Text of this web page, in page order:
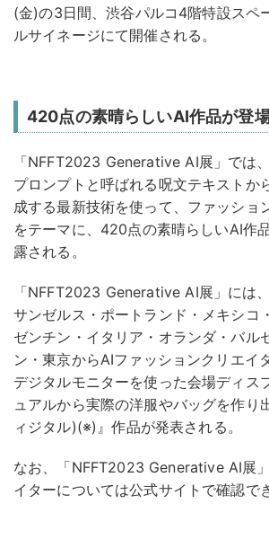
(金)の3日間、渋谷パルコ4階特設スペ
ルサイネージにて開催される。
420点の素晴らしいAI作品が登
「NFFT2023 Generative AI展」では
プロンプトと呼ばれる呪文テキストか
成する最新技術を使って、ファッショ
をテーマに、420点の素晴らしいAI作
露される。
「NFFT2023 Generative AI展」には
サンゼルス・ポートランド・メキシコ
ゼンチン・イタリア・オランダ・バル
ン・東京からAIファッションクリエイ
デジタルモニターを使った会場ディス
ュアルから実際の洋服やバッグを作り
ィジタル)(※)』作品が発表される。
なお、「NFFT2023 Generative AI展
イターについては公式サイトで確認で